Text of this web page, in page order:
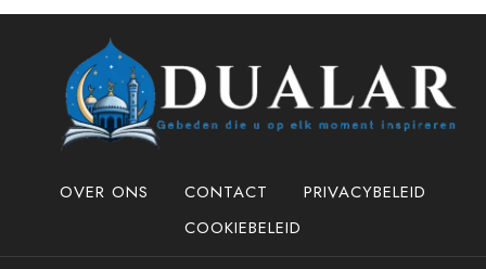
OVER ONS CONTACT
PRIVACYBELEID
COOKIEBELEID